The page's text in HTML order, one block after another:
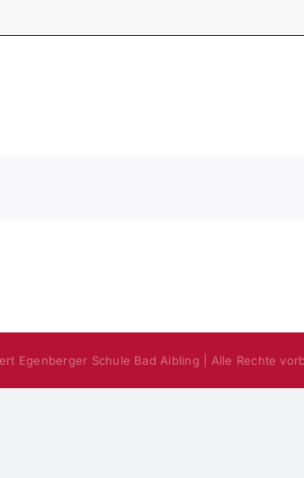
Egenberger Schule Bad Aibling | Alle Rechte